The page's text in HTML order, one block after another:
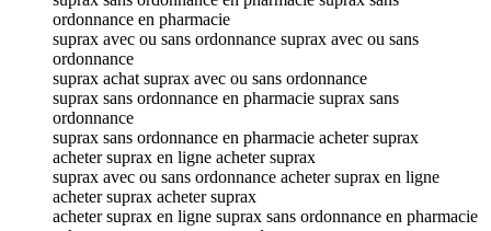
ordonnance en pharmacie
suprax avec ou sans ordonnance suprax avec ou sans
ordonnance
suprax achat suprax avec ou sans ordonnance
suprax sans ordonnance en pharmacie suprax sans
ordonnance
suprax sans ordonnance en pharmacie acheter suprax
acheter suprax en ligne acheter suprax
suprax avec ou sans ordonnance acheter suprax en ligne
acheter suprax acheter suprax
acheter suprax en ligne suprax sans ordonnance en pharmacie